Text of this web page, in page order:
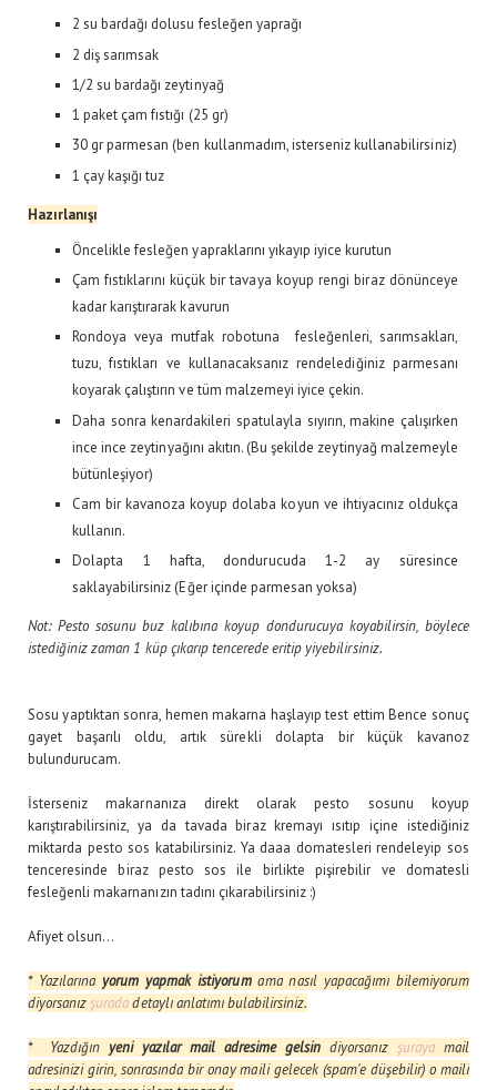
2 su bardağı dolusu fesleğen yaprağı
2 diş sarımsak
1/2 su bardağı zeytinyağ
1 paket çam fıstığı (25 gr)
30 gr parmesan (ben kullanmadım, isterseniz kullanabilirsiniz)
1 çay kaşığı tuz
Hazırlanışı
Öncelikle fesleğen yapraklarını yıkayıp iyice kurutun
Çam fıstıklarını küçük bir tavaya koyup rengi biraz dönünceye
kadar karıştırarak kavurun
Rondoya veya mutfak robotuna fesleğenleri, sarımsakları,
tuzu, fıstıkları ve kullanacaksanız rendelediğiniz parmesanı
koyarak çalıştırın ve tüm malzemeyi iyice çekin.
Daha sonra kenardakileri spatulayla sıyırın, makine çalışırken
ince ince zeytinyağını akıtın. (Bu şekilde zeytinyağ malzemeyle
bütünleşiyor)
Cam bir kavanoza koyup dolaba koyun ve ihtiyacınız oldukça
kullanın.
Dolapta 1 hafta, dondurucuda 1-2 ay süresince
saklayabilirsiniz (Eğer içinde parmesan yoksa)
Not: Pesto sosunu buz kalıbına koyup dondurucuya koyabilirsin, böylece
istediğiniz zaman 1 küp çıkarıp tencerede eritip yiyebilirsiniz.
Sosu yaptıktan sonra, hemen makarna haşlayıp test ettim Bence sonuç
gayet başarılı oldu, artık sürekli dolapta bir küçük kavanoz
bulundurucam.
İsterseniz makarnanıza direkt olarak pesto sosunu koyup
karıştırabilirsiniz, ya da tavada biraz kremayı ısıtıp içine istediğiniz
miktarda pesto sos katabilirsiniz. Ya daaa domatesleri rendeleyip sos
tenceresinde biraz pesto sos ile birlikte pişirebilir ve domatesli
fesleğenli makarnanızın tadını çıkarabilirsiniz :)
Afiyet olsun...
* Yazılarına yorum yapmak istiyorumama nasıl yapacağımı bilemiyorum
diyorsanızşuradadetaylı anlatımı bulabilirsiniz.
* Yazdığın yeni yazılar mail adresime gelsindiyorsanız şuraya mail
adresinizi girin, sonrasında bir onay maili gelecek (spam'e düşebilir) o maili